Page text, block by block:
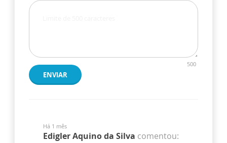
500
ENVIAR
Há 1 mês
Edigler Aquino da Silva comentou: